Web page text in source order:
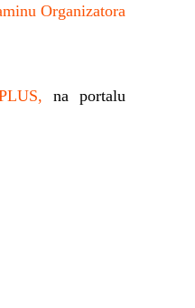
Organizatora
na portalu